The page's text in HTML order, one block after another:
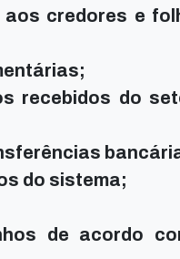
aos credores e
recebidos do
do sistema;
de acordo